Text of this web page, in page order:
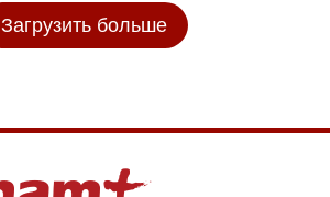
Загрузить больше